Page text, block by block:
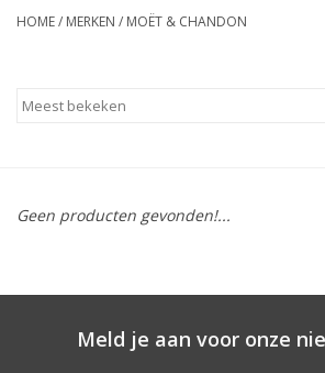
HOME/ MERKEN / MOËT & CHANDON
Geen producten gevonden!...
Meld je aan voor onze